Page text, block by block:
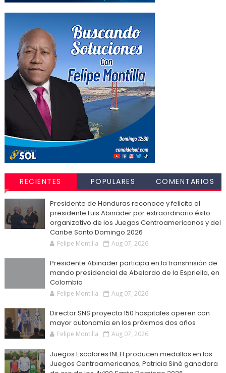
RECIENTES POPULARES COMENTARIOS
Presidente de Honduras reconoce y felicita al
presidente Luis Abinader por extraordinario éxito
organizativo de los Juegos Centroamericanos y del
Caribe Santo Domingo 2026
Felipe Montilla Aug 07, 2026
Presidente Abinader participa en la transmisión de
mando presidencial de Abelardo de la Espriella, en
Colombia
Felipe Montilla Aug 07, 2026
Director SNS proyecta 150 hospitales operen con
mayor autonomía en los próximos dos años
Felipe Montilla Aug 07, 2026
Juegos Escolares INEFI producen medallas en los
Juegos Centroamericanos; Patricia Siné ganadora